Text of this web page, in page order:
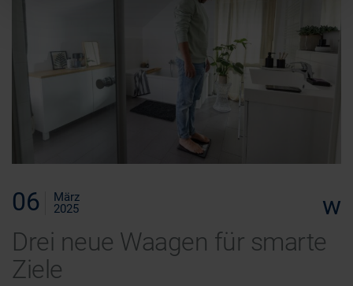
06
März
2025
w
Drei neue Waagen für smarte
Ziele